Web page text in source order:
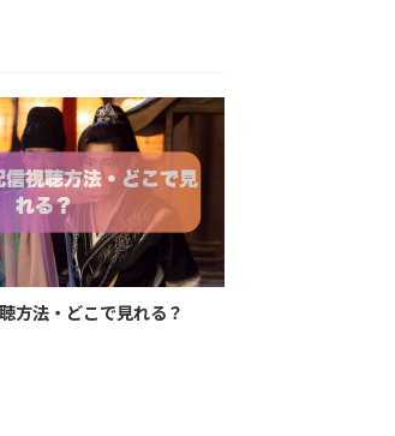
方法・どこで見れる？